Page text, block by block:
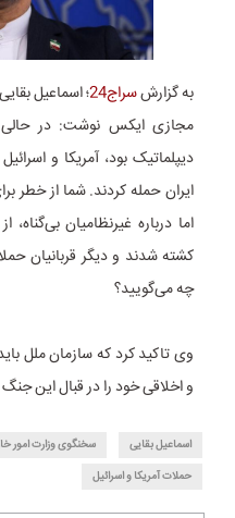
به گزارشسراج24
؛ اسماعیل
مجازی ایکس نوشت: در حالی
ایران حمله کردند. شما از خطر
کشته شدند و دیگر قربانیان
چه می‌گویید؟
وی تاکید کرد که سازمان ملل
و اخلاقی خود را در قبال این جنگ
اسماعیل بقایی سخنگوی‌ وزارت امور
حملات آمریکا و اسرائیل